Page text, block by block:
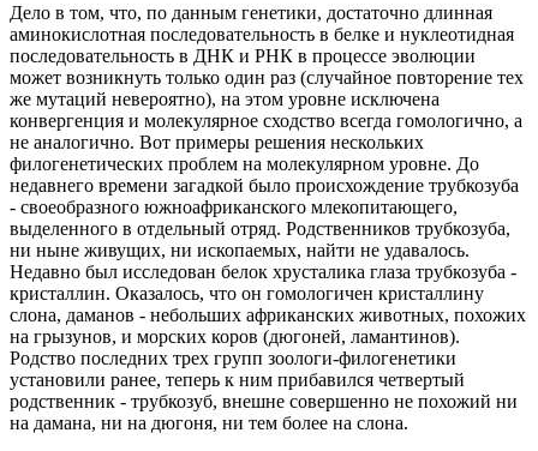
Дело в том, что, по данным генетики, достаточно длинная
аминокислотная последовательность в белке и нуклеотидная
последовательность в ДНК и РНК в процессе эволюции
может возникнуть только один раз (случайное повторение тех
же мутаций невероятно), на этом уровне исключена
конвергенция и молекулярное сходство всегда гомологично, а
не аналогично. Вот примеры решения нескольких
филогенетических проблем на молекулярном уровне. До
недавнего времени загадкой было происхождение трубкозуба
- своеобразного южноафриканского млекопитающего,
выделенного в отдельный отряд. Родственников трубкозуба,
ни ныне живущих, ни ископаемых, найти не удавалось.
Недавно был исследован белок хрусталика глаза трубкозуба -
кристаллин. Оказалось, что он гомологичен кристаллину
слона, даманов - небольших африканских животных, похожих
на грызунов, и морских коров (дюгоней, ламантинов).
Родство последних трех групп зоологи-филогенетики
установили ранее, теперь к ним прибавился четвертый
родственник - трубкозуб, внешне совершенно не похожий ни
на дамана, ни на дюгоня, ни тем более на слона.